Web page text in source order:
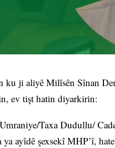
ku ji aliyê Milîsên Sînan
ev tişt hatin diyarkirin:
Taxa Dudullu/
ayîdê şexsekî MHP’î,